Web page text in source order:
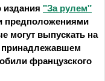
"За рулем"
предположениями
могут выпускать на
французского